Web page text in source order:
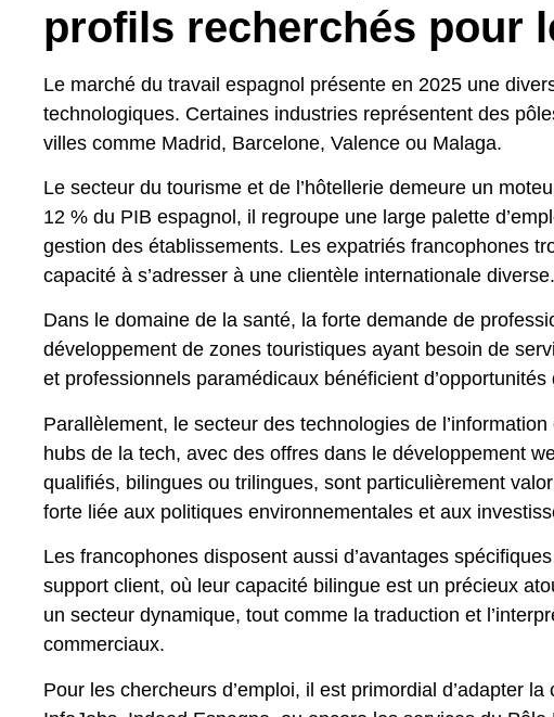
profils recherchés pour
Le marché du travail espagnol présente en 2025 une
technologiques. Certaines industries représentent des
villes comme Madrid, Barcelone, Valence ou Malaga.
Le secteur du tourisme et de l’hôtellerie demeure un
12 % du PIB espagnol, il regroupe une large palette
gestion des établissements. Les expatriés francophones
capacité à s’adresser à une clientèle internationale diverse.
Dans le domaine de la santé, la forte demande de
développement de zones touristiques ayant besoin de
et professionnels paramédicaux bénéficient d’opportunités
Parallèlement, le secteur des technologies de
hubs de la tech, avec des offres dans le développement
qualifiés, bilingues ou trilingues, sont particulièrement
forte liée aux politiques environnementales et aux
Les francophones disposent aussi d’avantages
support client, où leur capacité bilingue est un précieux
un secteur dynamique, tout comme la traduction et
commerciaux.
Pour les chercheurs d’emploi, il est primordial d’adapter